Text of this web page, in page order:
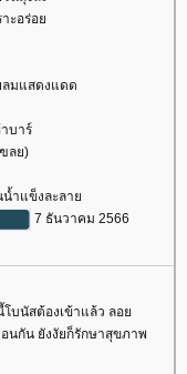
าะอร่อ
ลมแสดงแดด
าบาร์
ลย)
น้ำแข็งละลา
7 ธันวาคม 2566
โบนัสต้องเข้าแล้ว ลอ
นกัน ยังงัยก็รักษาสุขภาพ